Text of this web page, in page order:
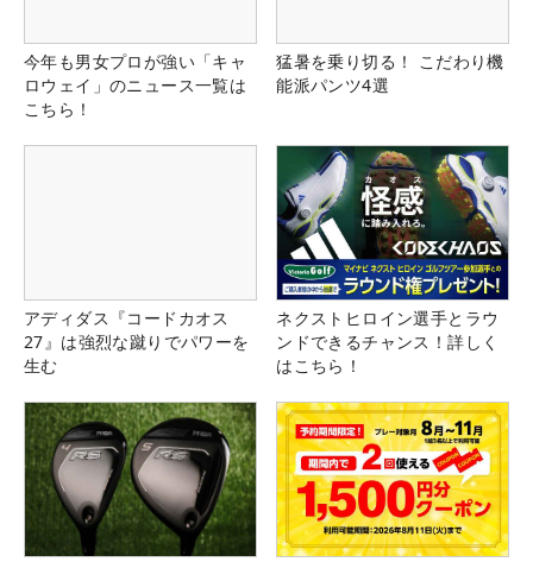
今年も男女プロが強い「キャ
ロウェイ」のニュース一覧は
こちら！
猛暑を乗り切る！ こだわり機
能派パンツ4選
アディダス『コードカオス
27』は強烈な蹴りでパワーを
生む
ネクストヒロイン選手とラウ
ンドできるチャンス！詳しく
はこちら！